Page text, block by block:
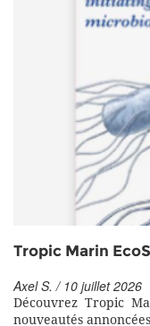
Tropic Marin
Axel S. / 10 juillet 2026
Découvrez Tropic
nouveautés